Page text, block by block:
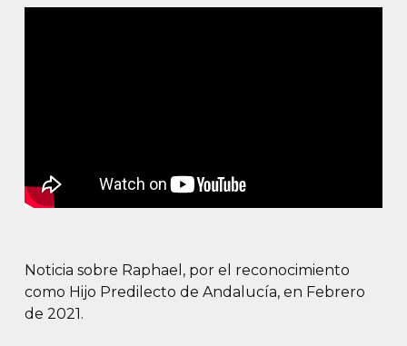
Noticia sobre Raphael, por el reconocimiento
como Hijo Predilecto de Andalucía, en Febrero
de 2021.